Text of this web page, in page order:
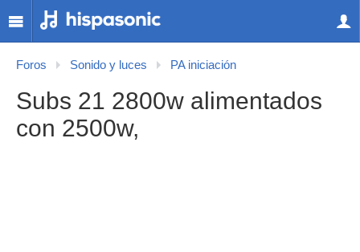
Foros Sonido y luces PA iniciación
Subs 21 2800w alimentados
con 2500w,